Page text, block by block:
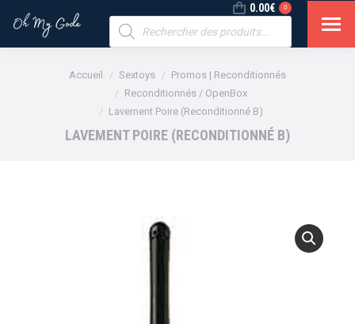
0.00€ 0
Recherche
de
produits
Vous êtes ici :
Accueil Sextoys
Promos | Reconditionnés
Reconditionnés / OpenBox
Lavement Poire (Reconditionné B)
LAVEMENT POIRE (RECONDITIONNÉ B)